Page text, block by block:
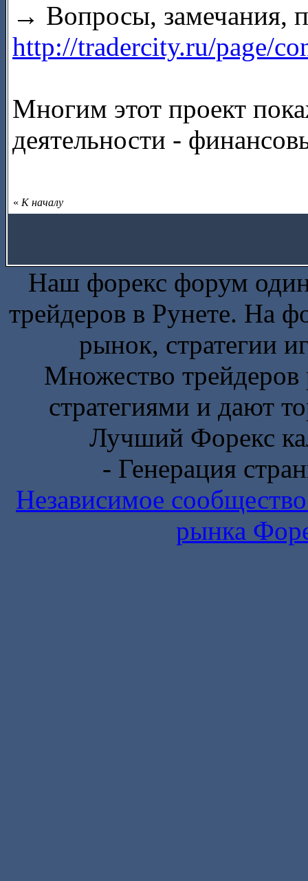
→ Вопросы, замечания,
http://tradercity.ru/page/
Многим этот проект
деятельности -
« К началу
Наш форекс форум
трейдеров в Рунете. На
рынок, стратегии
Множество трейдеров
стратегиями и дают
Лучший Форекс
- Генерация
Независимое
рынка